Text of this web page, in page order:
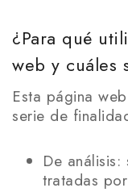
¿Para qué
web y cuáles
Esta página
serie de
De
tratadas